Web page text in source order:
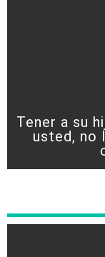
Tener a su
usted, no